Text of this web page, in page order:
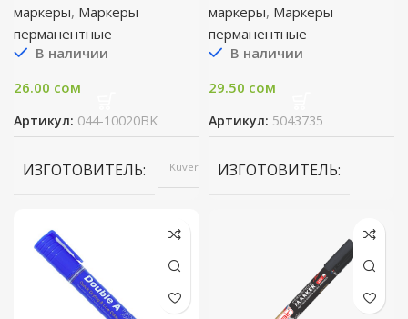
маркеры, Маркеры
перманентные
В наличии
26.00 сом
Артикул: 044-10020BK
ИЗГОТОВИТЕЛЬ Kuvert
маркеры, Маркеры
перманентные
В наличии
29.50 сом
Артикул: 5043735
ИЗГОТОВИТЕЛЬ